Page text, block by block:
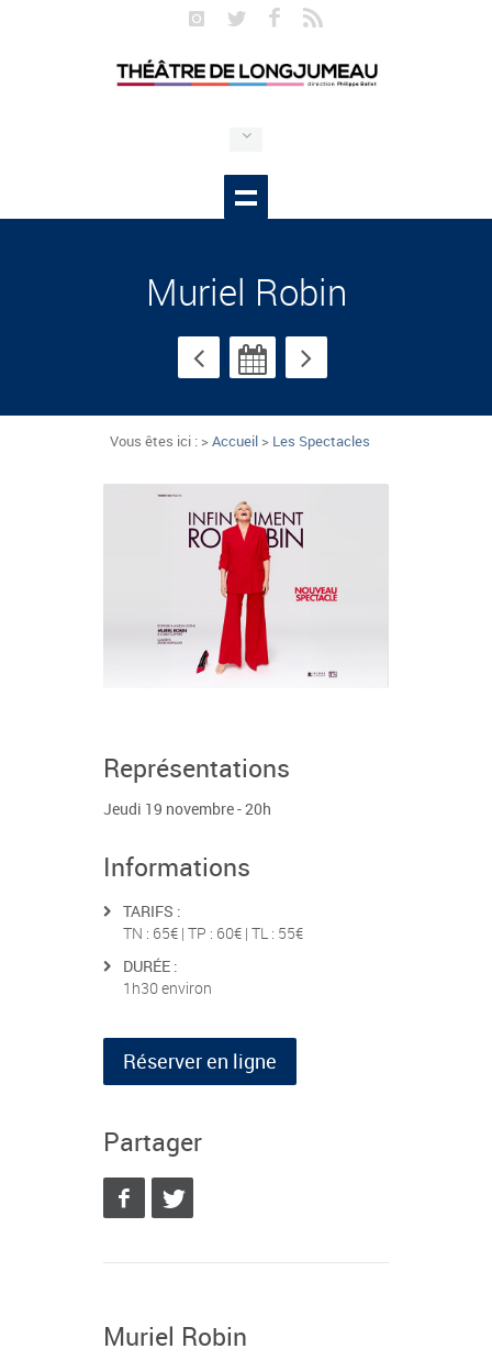
Muriel Robin
Vous êtes ici : >Accueil > Les Spectacles
Représentations
Jeudi 19 novembre - 20h
Informations
TARIFS :
TN : 65€ | TP : 60€ | TL : 55€
DURÉE :
1h30 environ
Réserver en ligne
Partager
Muriel Robin